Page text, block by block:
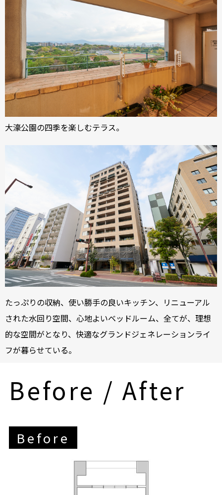
大濠公園の四季を楽しむテラス。
たっぷりの収納、使い勝手の良いキッチン、リニューアル
された水回り空間、心地よいベッドルーム、全てが、理想
的な空間がとなり、快適なグランドジェネレーションライ
フが暮らせている。
Before / After
Before